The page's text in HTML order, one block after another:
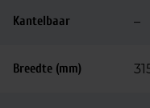
Kantelbaar –
Breedte (mm)